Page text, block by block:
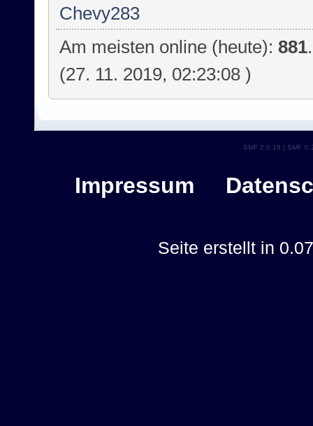
Chevy283
Am meisten online (heute):881
(27. 11. 2019, 02:23:08 )
SMF 2.0.19 | SMF ©
Impressum
Seite erstellt in